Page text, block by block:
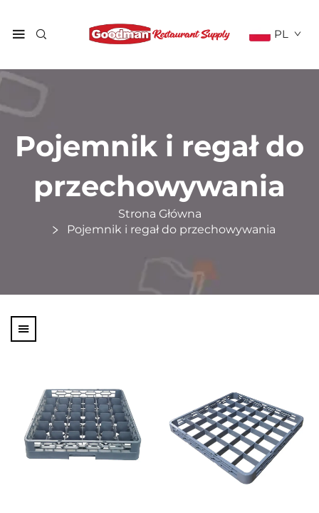
PL
Pojemnik i regał do
przechowywania
Strona Główna
Pojemnik i regał do przechowywania